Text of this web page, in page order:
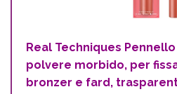
Real Techniques
polvere morbido, per
bronzer e fard,